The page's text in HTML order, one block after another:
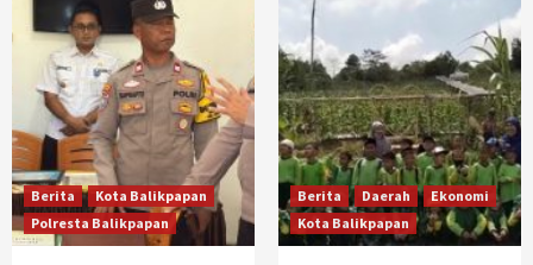
Berita
Kota Balikpapan
Polresta Balikpapan
Berita Daerah
Ekonomi
Kota Balikpapan